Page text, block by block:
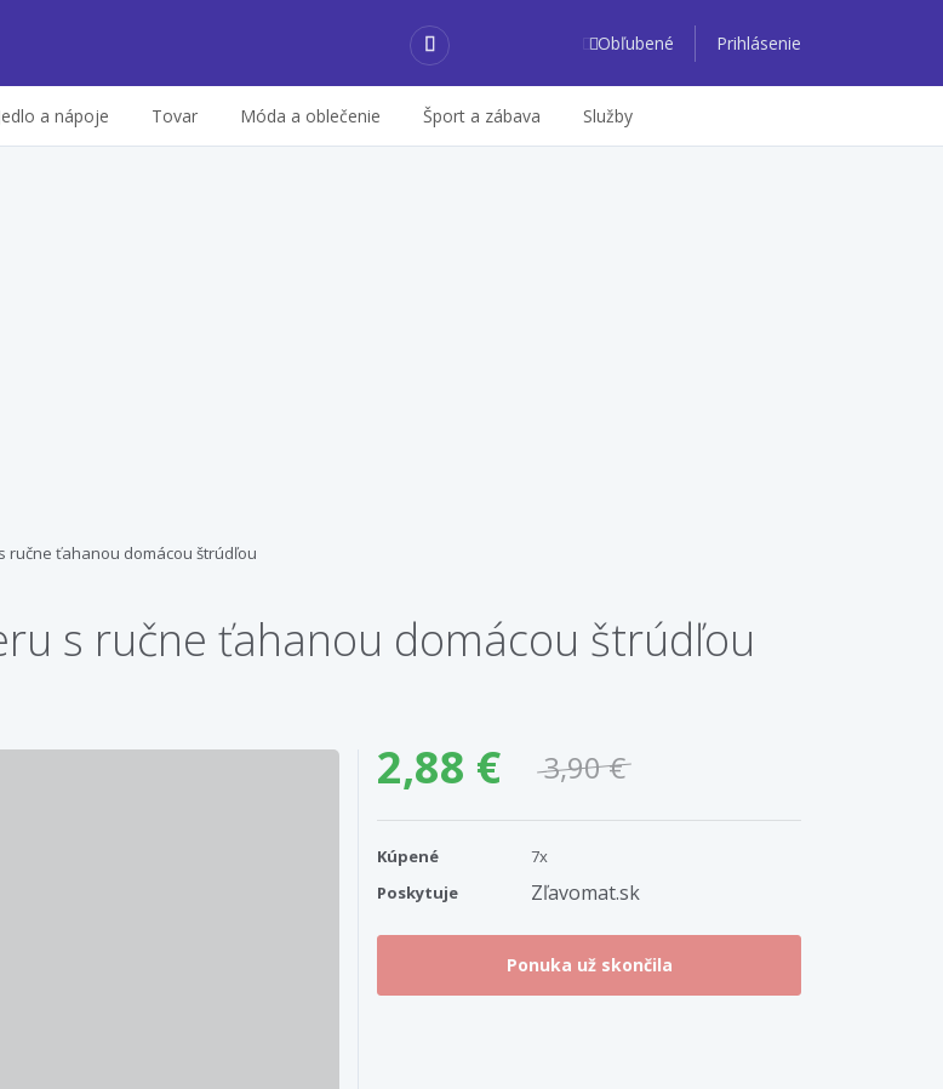
Obľubené Prihlásenie
a nápoje Tovar Móda a oblečenie Šport a zábava Služby
ručne ťahanou domácou štrúdľou
s ručne ťahanou domácou štrúdľou
2,88 € 3,90 €
Kúpené
7x
Poskytuje
Zľavomat.sk